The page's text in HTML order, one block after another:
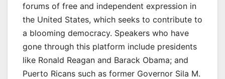
forums of free and independent expression in
the United States, which seeks to contribute to
a blooming democracy. Speakers who have
gone through this platform include presidents
like Ronald Reagan and Barack Obama; and
Puerto Ricans such as former Governor Sila M.